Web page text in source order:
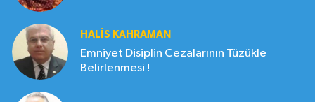
HALIS KAHRAMAN
Emniyet Disiplin Cezalarının Tüzükle
Belirlenmesi !